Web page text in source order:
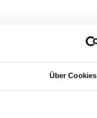
Über Cookies
Warenkorb